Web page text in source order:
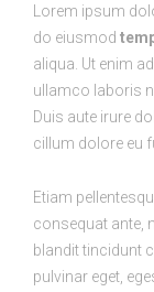
Lorem ipsum
do eiusmod
aliqua. Ut enim
ullamco laboris
Duis aute irure
cillum dolore eu
Etiam
consequat ante,
blandit tincidunt
pulvinar eget,